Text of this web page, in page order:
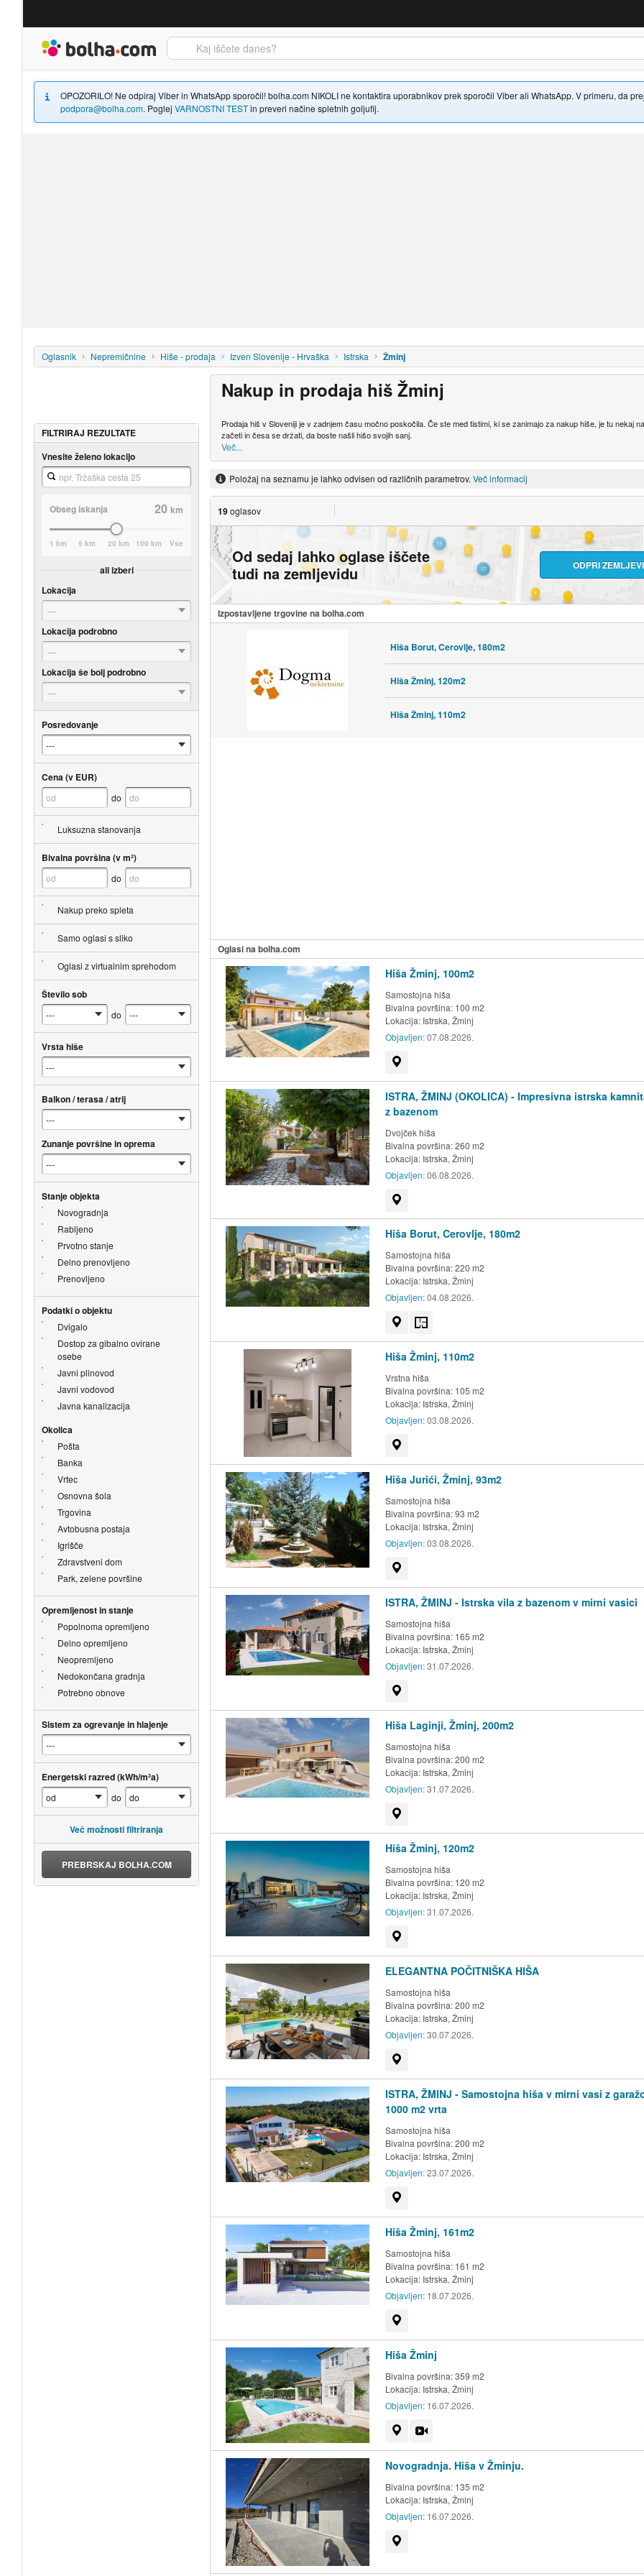
OPOZORILO! Ne odpiraj Viber in WhatsApp sporočil! bolha.com NIKOLI ne kontaktira uporabnikov prek sporočil Viber ali WhatsApp. V primeru, da
podpora@bolha.com. Poglej VARNOSTNI TESTin preveri načine spletnih goljufij.
Oglasnik Nepremičnine Hiše - prodaja Izven Slovenije - Hrvaška Istrska Žminj
Nakup in prodaja hiš Žminj
Prodaja hiš v Sloveniji je v zadnjem času močno poskočila. Če ste med tistimi, ki se zanimajo za nakup hiše, je tu nekaj
začeti in česa se držati, da boste našli hišo svojih sanj.
Več...
Položaj na seznamu je lahko odvisen od različnih parametrov. Več informacij
19oglasov
Od sedaj lahko oglase iščete
tudi na zemljevidu
ODPRI
Izpostavljene trgovine na bolha.com
Hiša Borut, Cerovlje, 180m2
Hiša Žminj, 120m2
Hiša Žminj, 110m2
Oglasi na bolha.com
Hiša Žminj, 100m2
Samostojna hiša
Bivalna površina: 100 m2
Lokacija: Istrska, Žminj
Objavljen:07.08.2026.
ISTRA, ŽMINJ (OKOLICA) - Impresivna istrska
z bazenom
Dvojček hiša
Bivalna površina: 260 m2
Lokacija: Istrska, Žminj
Objavljen:06.08.2026.
Hiša Borut, Cerovlje, 180m2
Samostojna hiša
Bivalna površina: 220 m2
Lokacija: Istrska, Žminj
Objavljen:04.08.2026.
Hiša Žminj, 110m2
Vrstna hiša
Bivalna površina: 105 m2
Lokacija: Istrska, Žminj
Objavljen:03.08.2026.
Hiša Jurići, Žminj, 93m2
Samostojna hiša
Bivalna površina: 93 m2
Lokacija: Istrska, Žminj
Objavljen:03.08.2026.
ISTRA, ŽMINJ - Istrska vila z bazenom v mirni vasici
Samostojna hiša
Bivalna površina: 165 m2
Lokacija: Istrska, Žminj
Objavljen:31.07.2026.
Hiša Laginji, Žminj, 200m2
Samostojna hiša
Bivalna površina: 200 m2
Lokacija: Istrska, Žminj
Objavljen:31.07.2026.
Hiša Žminj, 120m2
Samostojna hiša
Bivalna površina: 120 m2
Lokacija: Istrska, Žminj
Objavljen:31.07.2026.
ELEGANTNA POČITNIŠKA HIŠA
Samostojna hiša
Bivalna površina: 200 m2
Lokacija: Istrska, Žminj
Objavljen:30.07.2026.
ISTRA, ŽMINJ - Samostojna hiša v mirni vasi z
1000 m2 vrta
Samostojna hiša
Bivalna površina: 200 m2
Lokacija: Istrska, Žminj
Objavljen:23.07.2026.
Hiša Žminj, 161m2
Samostojna hiša
Bivalna površina: 161 m2
Lokacija: Istrska, Žminj
Objavljen: 18.07.2026.
Hiša Žminj
Bivalna površina: 359 m2
Lokacija: Istrska, Žminj
Objavljen: 16.07.2026.
Novogradnja. Hiša v Žminju.
Bivalna površina: 135 m2
Lokacija: Istrska, Žminj
Objavljen: 16.07.2026.
FILTRIRAJ REZULTATE
Vnesite želeno lokacijo
Obseg iskanja 20km
1 km 5 km 20 km 100 km Vse
ali izberi
Lokacija
---
Lokacija podrobno
---
Lokacija še bolj podrobno
---
Posredovanje
Cena (v EUR)
do
Luksuzna stanovanja
Bivalna površina (v m²)
do
Nakup preko spleta
Samo oglasi s sliko
Oglasi z virtualnim sprehodom
Število sob
do
Vrsta hiše
Balkon / terasa / atrij
Zunanje površine in oprema
Stanje objekta
Novogradnja
Rabljeno
Prvotno stanje
Delno prenovljeno
Prenovljeno
Podatki o objektu
Dvigalo
Dostop za gibalno ovirane
osebe
Javni plinovod
Javni vodovod
Javna kanalizacija
Okolica
Pošta
Banka
Vrtec
Osnovna šola
Trgovina
Avtobusna postaja
Igrišče
Zdravstveni dom
Park, zelene površine
Opremljenost in stanje
Popolnoma opremljeno
Delno opremljeno
Neopremljeno
Nedokončana gradnja
Potrebno obnove
Sistem za ogrevanje in hlajenje
Energetski razred (kWh/m²a)
do
Več možnosti filtriranja
PREBRSKAJ BOLHA.COM